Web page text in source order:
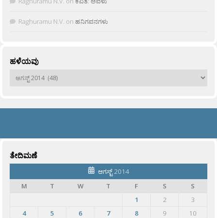
Raghuramu N.V. on ಹನಿಗವನಗಳು
ಹಳೆಯವು
ಹಳೆಯವು
ತೇದಿಮಣೆ
ಆಗಸ್ಟ್ 2014
M
T W T F S
S
1
2
3
4
5 6 7 8 9
10